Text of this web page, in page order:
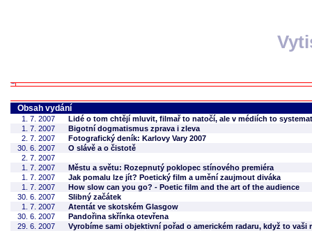
Obsah vydání
1. 7. 2007
Lidé o tom chtějí mluvit, filmař to natočí, ale v médiích to
1. 7. 2007
Bigotní dogmatismus zprava i zleva
2. 7. 2007
Fotografický deník: Karlovy Vary 2007
30. 6. 2007
O slávě a o čistotě
2. 7. 2007
1. 7. 2007
Městu a světu: Rozepnutý poklopec stínového premiéra
1. 7. 2007
Jak pomalu lze jít? Poetický film a umění zaujmout diváka
1. 7. 2007
How slow can you go? - Poetic film and the art of the audience
30. 6. 2007
Slibný začátek
1. 7. 2007
Atentát ve skotském Glasgow
30. 6. 2007
Pandořina skřínka otevřena
29. 6. 2007
Vyrobíme sami objektivní pořad o americkém radaru, když to